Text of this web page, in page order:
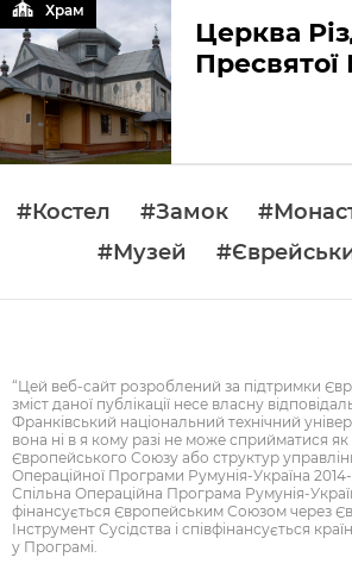
Церква
Пресвятої
Храм
#Костел #Замок
#Музей
“Цей веб-сайт розроблений за підтримки
зміст даної публікації несе власну
Франківський національний технічний
вона ні в я кому разі не може сприйматися як
Європейського Союзу або структур
Операційної Програми Румунія-Україна
Спільна Операційна Програма Румунія-
фінансується Європейським Союзом через
Інструмент Сусідства і співфінансується
у Програмі.